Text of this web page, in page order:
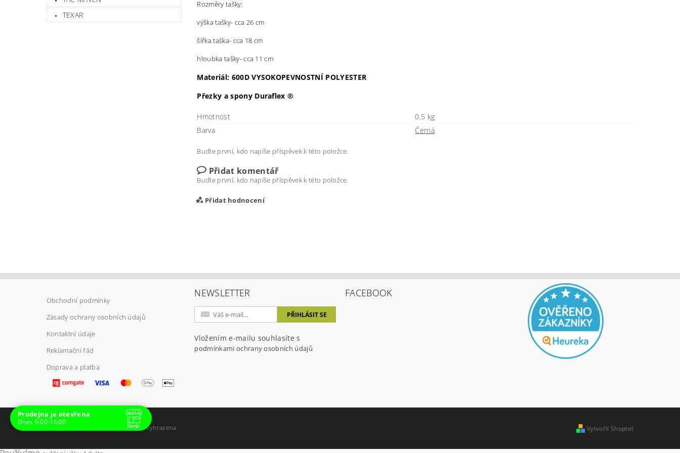
TEXAR
Rozměry tašky:
výška tašky- cca 26 cm
šířka taška- cca 18 cm
hloubka tašky- cca 11 cm
Materiál: 600D VYSOKOPEVNOSTNÍ POLYESTER
Přezky a spony Duraflex ®
Hmotnost
0.5 kg
Barva
Černá
Buďte první, kdo napíše příspěvek k této položce.
Přidat komentář
Buďte první, kdo napíše příspěvek k této položce.
Přidat hodnocení
Obchodní podmínky
Zásady ochrany osobních údajů
Kontaktní údaje
Reklamační řád
Doprava a platba
NEWSLETTER
Vložením e-mailu souhlasíte s
podmínkami ochrany osobních údajů
FACEBOOK
, všechna práva vyhrazena Vytvořil Shoptet
Prodejna je otevřena
Dnes 9:00-16:00
Skrýt
Čas